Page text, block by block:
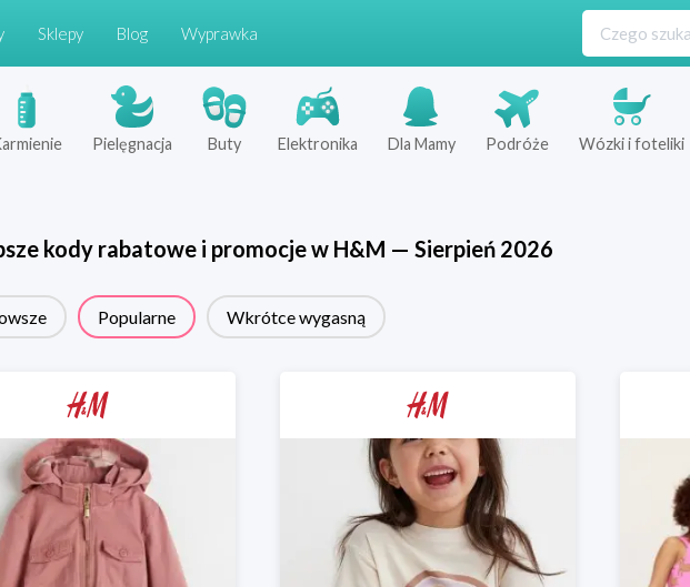
Sklepy Blog Wyprawka
Pielęgnacja Buty Elektronika Dla Mamy Podróże Wózki i foteliki
kody rabatowe i promocje w H&M — Sierpień 2026
Popularne Wkrótce wygasną